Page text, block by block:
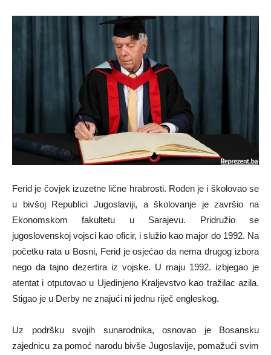
Ferid je čovjek izuzetne lične hrabrosti. Rođen je i školovao se
u bivšoj Republici Jugoslaviji, a školovanje je završio na
Ekonomskom fakultetu u Sarajevu. Pridružio se
jugoslovenskoj vojsci kao oficir, i služio kao major do 1992. Na
početku rata u Bosni, Ferid je osjećao da nema drugog izbora
nego da tajno dezertira iz vojske. U maju 1992. izbjegao je
atentat i otputovao u Ujedinjeno Kraljevstvo kao tražilac azila.
Stigao je u Derby ne znajući ni jednu riječ engleskog.
Uz podršku svojih sunarodnika, osnovao je Bosansku
zajednicu za pomoć narodu bivše Jugoslavije, pomažući svim